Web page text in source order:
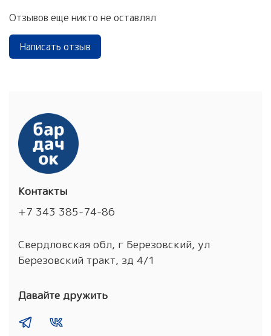
Отзывов еще никто не оставлял
Написать отзыв
Контакты
+7 343 385-74-86
Свердловская обл, г Березовский, ул
Березовский тракт, зд 4/1
Давайте дружить